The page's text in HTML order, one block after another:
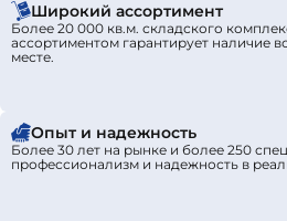
Широкий ассортимент
Более 20 000 кв.м. складского
ассортиментом гарантирует наличие
месте.
Опыт и надежность
Более 30 лет на рынке и более 250
профессионализм и надежность в